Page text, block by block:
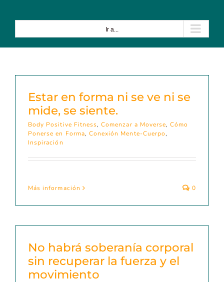
Ir a...
Estar en forma ni se ve ni se
mide, se siente.
Body Positive Fitness,Comenzar a Moverse,Cómo
Ponerse en Forma, Conexión Mente-Cuerpo,
Inspiración
Más información 0
No habrá soberanía corporal
sin recuperar la fuerza y el
movimiento